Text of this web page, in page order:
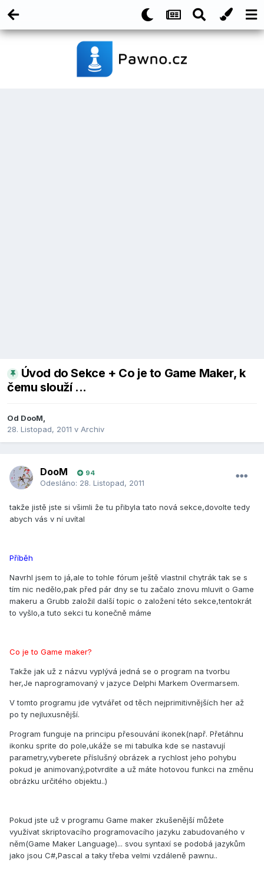
Úvod do Sekce + Co je to Game Maker, k
čemu slouží ...
Od DooM,
28. Listopad, 2011 v Archiv
DooM 94
Odesláno: 28. Listopad, 2011
takže jistě jste si všimli že tu přibyla tato nová sekce,dovolte tedy
abych vás v ní uvítal
Příběh
Navrhl jsem to já,ale to tohle fórum ještě vlastnil chytrák tak se s
tím nic nedělo,pak před pár dny se tu začalo znovu mluvit o Game
makeru a Grubb založil další topic o založení této sekce,tentokrát
to vyšlo,a tuto sekci tu konečně máme
Co je to Game maker?
Takže jak už z názvu vyplývá jedná se o program na tvorbu
her,Je naprogramovaný v jazyce Delphi Markem Overmarsem.
V tomto programu jde vytvářet od těch nejprimitivnějších her až
po ty nejluxusnější.
Program funguje na principu přesouvání ikonek(např. Přetáhnu
ikonku sprite do pole,ukáže se mi tabulka kde se nastavují
parametry,vyberete příslušný obrázek a rychlost jeho pohybu
pokud je animovaný,potvrdíte a už máte hotovou funkci na změnu
obrázku určitého objektu..)
Pokud jste už v programu Game maker zkušenější můžete
využívat skriptovacího programovacího jazyku zabudovaného v
něm(Game Maker Language)... svou syntaxí se podobá jazykům
jako jsou C#,Pascal a taky třeba velmi vzdáleně pawnu..